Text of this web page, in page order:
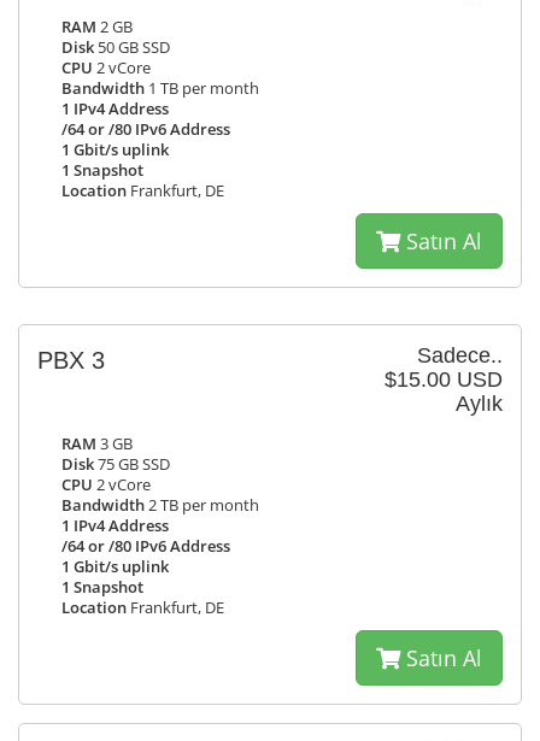
RAM 2 GB
Disk 50 GB SSD
CPU 2 vCore
Bandwidth 1 TB per month
1 IPv4 Address
/64 or /80 IPv6 Address
1 Gbit/s uplink
1 Snapshot
Location Frankfurt, DE
Satın Al
Sadece..
$15.00 USD
Aylık
PBX 3
RAM 3 GB
Disk75 GB SSD
CPU 2 vCore
Bandwidth2 TB per month
1 IPv4 Address
/64 or /80 IPv6 Address
1 Gbit/s uplink
1 Snapshot
Location Frankfurt, DE
Satın Al